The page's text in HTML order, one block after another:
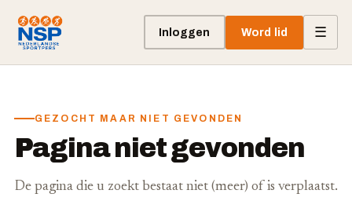
Inloggen Word lid ☰
GEZOCHT MAAR NIET GEVONDEN
Pagina niet gevonden
De pagina die u zoekt bestaat niet (meer) of is verplaatst.